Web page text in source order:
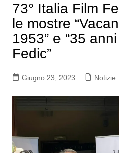
73° Italia Film
le mostre
1953” e “35
Fedic”
Giugno 23, 2023 Notizie